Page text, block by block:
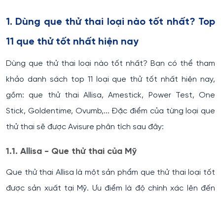
1. Dùng que thử thai loại nào tốt nhất? Top
11 que thử tốt nhất hiện nay
Dùng que thử thai loại nào tốt nhất? Bạn có thể tham
khảo danh sách top 11 loại que thử tốt nhất hiện nay,
gồm: que thử thai Allisa, Amestick, Power Test, One
Stick, Goldentime, Ovumb,... Đặc điểm của từng loại que
thử thai sẽ được Avisure phân tích sau đây:
1.1. Allisa - Que thử thai của Mỹ
Que thử thai Allisa là một sản phẩm que thử thai loại tốt
được sản xuất tại Mỹ. Ưu điểm là độ chính xác lên đến